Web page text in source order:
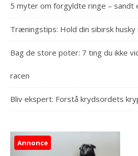
5 myter om forgyldte ringe – sandt
Træningstips: Hold din sibirsk
Bag de store poter: 7 ting du ikke
racen
Bliv ekspert: Forstå krydsordets
Annonce